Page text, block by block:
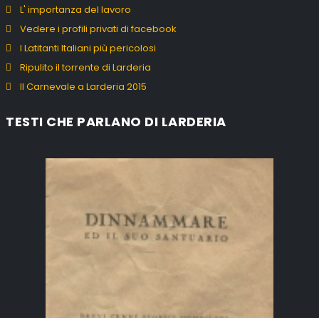
L' importanza del lavoro
Vedere i profili privati di facebook
I Latitanti Italiani più pericolosi
Ripulito il torrente di Larderia
Il Carnevale a Larderia 2015
TESTI CHE PARLANO DI LARDERIA